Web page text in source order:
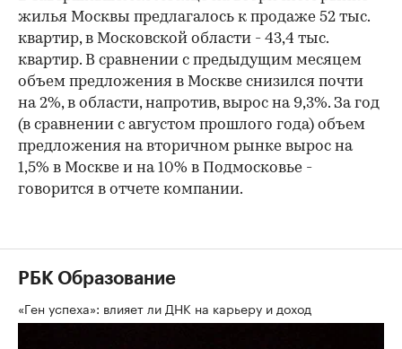
жилья Москвы предлагалось к продаже 52 тыс.
квартир, в Московской области - 43,4 тыс.
квартир. В сравнении с предыдущим месяцем
объем предложения в Москве снизился почти
на 2%, в области, напротив, вырос на 9,3%. За год
(в сравнении с августом прошлого года) объем
предложения на вторичном рынке вырос на
1,5% в Москве и на 10% в Подмосковье -
говорится в отчете компании.
РБК Образование
«Ген успеха»: влияет ли ДНК на карьеру и доход